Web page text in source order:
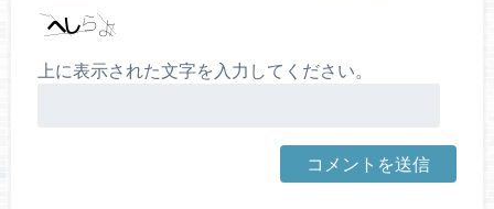
上に表示された文字を入力してください。